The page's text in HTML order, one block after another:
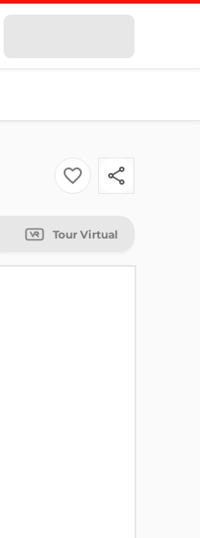
Tour Virtual